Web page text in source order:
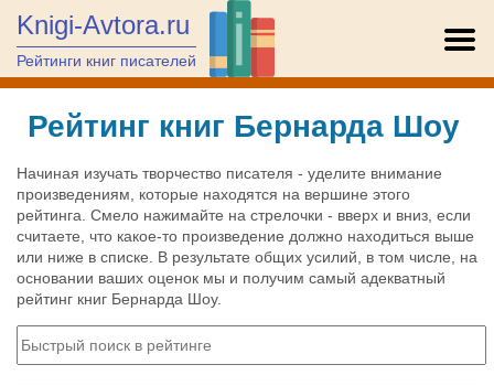
Knigi-Avtora.ru
Рейтинги книг писателей
Рейтинг книг Бернарда Шоу
Начиная изучать творчество писателя - уделите внимание
произведениям, которые находятся на вершине этого
рейтинга. Смело нажимайте на стрелочки - вверх и вниз, если
считаете, что какое-то произведение должно находиться выше
или ниже в списке. В результате общих усилий, в том числе, на
основании ваших оценок мы и получим самый адекватный
рейтинг книг Бернарда Шоу.